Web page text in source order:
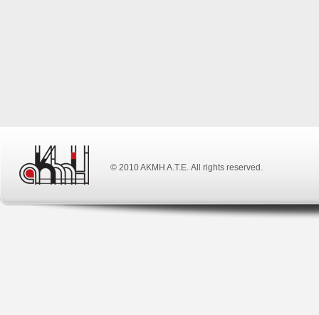
© 2010 ΑΚΜΗ Α.Τ.Ε. All rights reserved.